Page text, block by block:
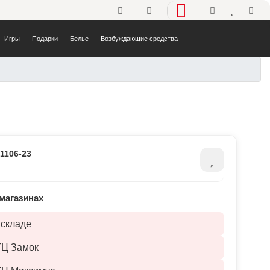
Телефоны
Игры Подарки Белье Возбуждающие средства
1106-23
Замок